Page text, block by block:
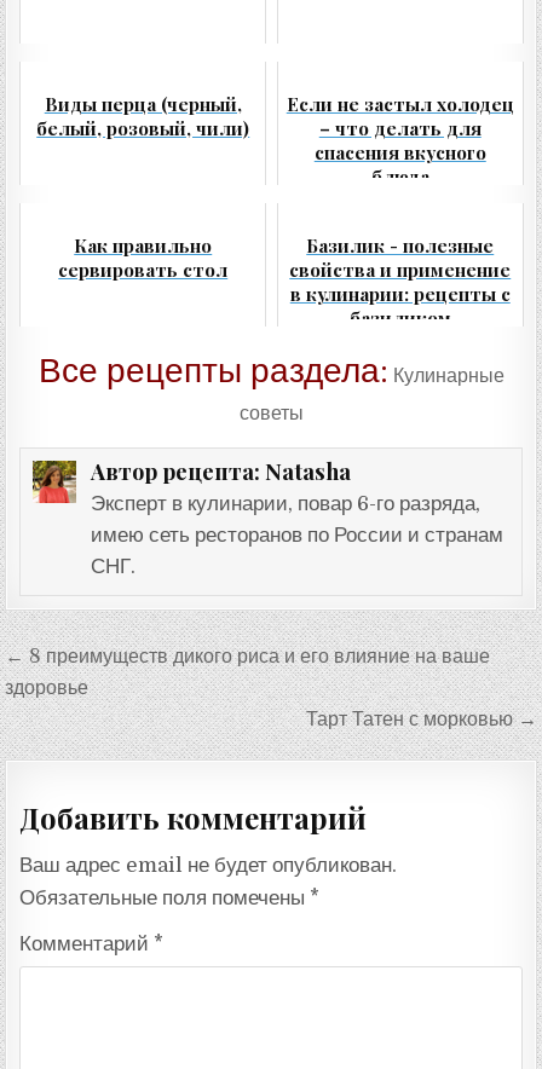
Виды перца (черный,
белый, розовый, чили)
Если не застыл холодец
– что делать для
спасения вкусного
блюда
Как правильно
сервировать стол
Базилик - полезные
свойства и применение
в кулинарии: рецепты с
базиликом
Все рецепты раздела: Кулинарные
советы
Автор рецепта: Natasha
Эксперт в кулинарии, повар 6-го разряда,
имею сеть ресторанов по России и странам
СНГ.
Навигация
по
записям
← 8 преимуществ дикого риса и его влияние на ваше
здоровье
Тарт Татен с морковью →
Добавить комментарий
Ваш адрес email не будет опубликован.
Обязательные поля помечены *
Комментарий *